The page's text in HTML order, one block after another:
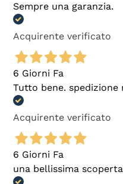
Sempre una garanzia.
Acquirente verificato
6 Giorni Fa
Tutto bene. spedizione
Acquirente verificato
6 Giorni Fa
una bellissima scoperta